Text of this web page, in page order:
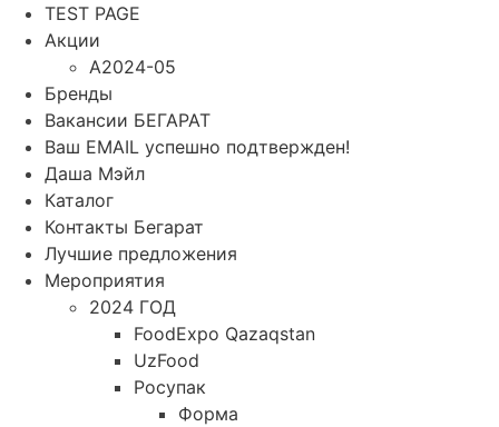
TEST PAGE
Акции
A2024-05
Бренды
Вакансии БЕГАРАТ
Ваш EMAIL успешно подтвержден!
Даша Мэйл
Каталог
Контакты Бегарат
Лучшие предложения
Мероприятия
2024 ГОД
FoodExpo Qazaqstan
UzFood
Росупак
Форма